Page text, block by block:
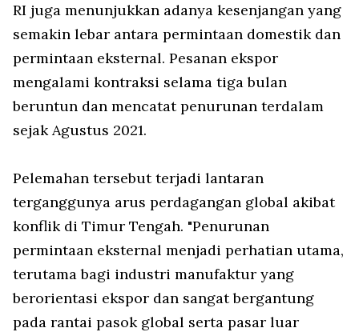
RI juga menunjukkan adanya kesenjangan yang
semakin lebar antara permintaan domestik dan
permintaan eksternal. Pesanan ekspor
mengalami kontraksi selama tiga bulan
beruntun dan mencatat penurunan terdalam
sejak Agustus 2021.
Pelemahan tersebut terjadi lantaran
terganggunya arus perdagangan global akibat
konflik di Timur Tengah. "Penurunan
permintaan eksternal menjadi perhatian utama,
terutama bagi industri manufaktur yang
berorientasi ekspor dan sangat bergantung
pada rantai pasok global serta pasar luar